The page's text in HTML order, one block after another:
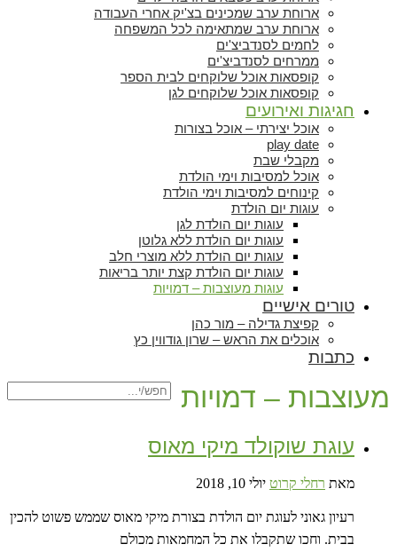
ארוחת ערב שמכינים בצ'יק אחרי העבודה
ארוחת ערב שמתאימה לכל המשפחה
לחמים לסנדביצ'ים
ממרחים לסנדביצ'ים
קופסאות אוכל שלוקחים לבית הספר
קופסאות אוכל שלוקחים לגן
חגיגות ואירועים
אוכל יצירתי – אוכל בצורות
play date
מקבלי שבת
אוכל למסיבות וימי הולדת
קינוחים למסיבות וימי הולדת
עוגות יום הולדת
עוגות יום הולדת לגן
עוגות יום הולדת ללא גלוטן
עוגות יום הולדת ללא מוצרי חלב
עוגות יום הולדת קצת יותר בריאות
עוגות מעוצבות – דמויות
טורים אישיים
קפיצת גדילה – מור כהן
אוכלים את הראש – שרון גודווין כץ
כתבות
מעוצבות – דמויות
עוגת שוקולד מיקי מאוס
מאת רחלי קרוט יולי 10, 2018
רעיון גאוני לעוגת יום הולדת בצורת מיקי מאוס שממש פשוט להכין
בבית. וחכו שתקבלו את כל המחמאות מכולם